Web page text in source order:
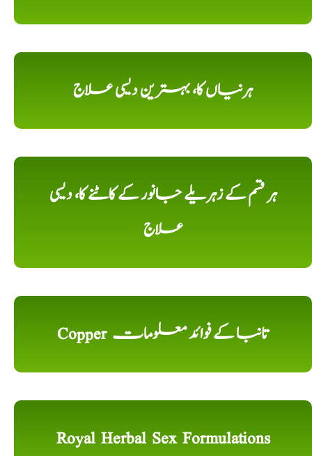
ہرنیاں کا، بہترین دیسی علاج
ہر قسم کے زہریلے جانور کے کاٹنے کا، دیسی
علاج
Copper تانبا کے فوائد معلومات
Royal Herbal Sex Formulations